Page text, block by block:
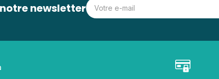
newsletter